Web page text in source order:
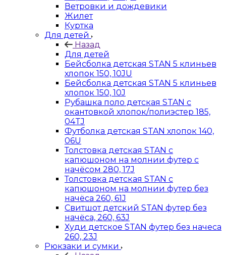
Ветровки и дождевики
Жилет
Куртка
Для детей
Назад
Для детей
Бейсболка детская STAN 5 клиньев
хлопок 150, 10JU
Бейсболка детская STAN 5 клиньев
хлопок 150, 10J
Рубашка поло детская STAN с
окантовкой хлопок/полиэстер 185,
04TJ
Футболка детская STAN хлопок 140,
06U
Толстовка детская STAN с
капюшоном на молнии футер с
начёсом 280, 17J
Толстовка детская STAN с
капюшоном на молнии футер без
начёса 260, 61J
Свитшот детский STAN футер без
начёса, 260, 63J
Худи детское STAN футер без начеса
260, 23J
Рюкзаки и сумки